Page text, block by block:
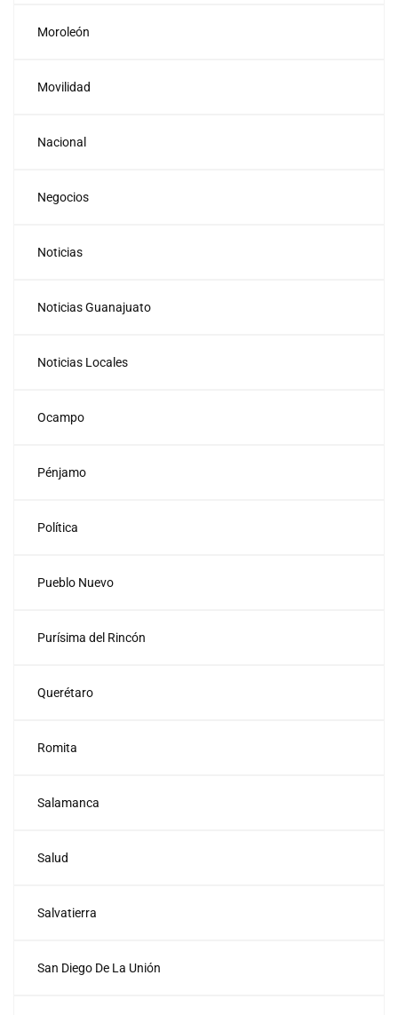
Moroleón
Movilidad
Nacional
Negocios
Noticias
Noticias Guanajuato
Noticias Locales
Ocampo
Pénjamo
Política
Pueblo Nuevo
Purísima del Rincón
Querétaro
Romita
Salamanca
Salud
Salvatierra
San Diego De La Unión